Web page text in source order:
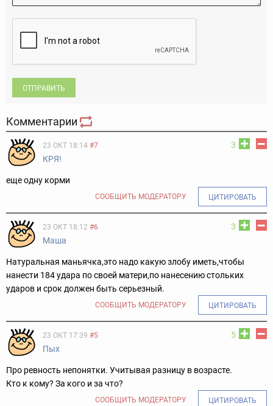
ОТПРАВИТЬ
Комментарии
3
23 ОКТ 18:14 #7
КРЯ!
еще одну корми
СООБЩИТЬ МОДЕРАТОРУ ЦИТИРОВАТЬ
3
23 ОКТ 18:12 #6
Маша
Натуральная маньячка,это надо какую злобу иметь,чтобы
нанести 184 удара по своей матери,по нанесению стольких
ударов и срок должен быть серьезный.
СООБЩИТЬ МОДЕРАТОРУ ЦИТИРОВАТЬ
5
23 ОКТ 17:39 #5
Пых
Про ревность непонятки. Учитывая разницу в возрасте.
Кто к кому? За кого и за что?
СООБЩИТЬ МОДЕРАТОРУ ЦИТИРОВАТЬ